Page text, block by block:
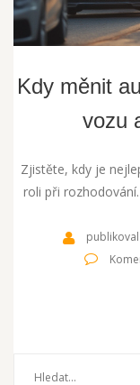
Kdy měnit
vozu
Zjistěte, kdy je
roli při